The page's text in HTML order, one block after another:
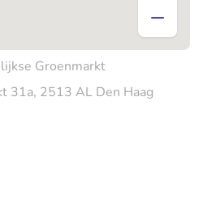
Groenmarkt
31a, 2513 AL Den Haag